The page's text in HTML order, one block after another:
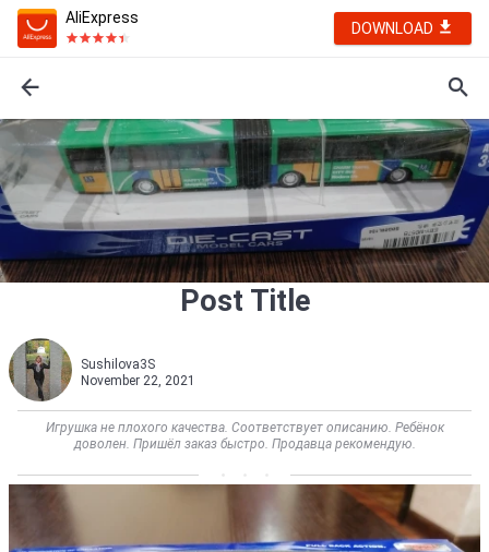
AliExpress
DOWNLOAD
Post Title
Sushilova3S
November 22, 2021
Игрушка не плохого качества. Соответствует описанию. Ребёнок
доволен. Пришёл заказ быстро. Продавца рекомендую.